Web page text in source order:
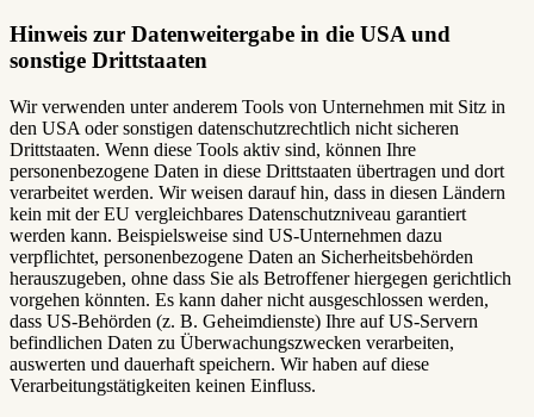
Hinweis zur Datenweitergabe in die USA und
sonstige Drittstaaten
Wir verwenden unter anderem Tools von Unternehmen mit Sitz in
den USA oder sonstigen datenschutzrechtlich nicht sicheren
Drittstaaten. Wenn diese Tools aktiv sind, können Ihre
personenbezogene Daten in diese Drittstaaten übertragen und dort
verarbeitet werden. Wir weisen darauf hin, dass in diesen Ländern
kein mit der EU vergleichbares Datenschutzniveau garantiert
werden kann. Beispielsweise sind US-Unternehmen dazu
verpflichtet, personenbezogene Daten an Sicherheitsbehörden
herauszugeben, ohne dass Sie als Betroffener hiergegen gerichtlich
vorgehen könnten. Es kann daher nicht ausgeschlossen werden,
dass US-Behörden (z. B. Geheimdienste) Ihre auf US-Servern
befindlichen Daten zu Überwachungszwecken verarbeiten,
auswerten und dauerhaft speichern. Wir haben auf diese
Verarbeitungstätigkeiten keinen Einfluss.